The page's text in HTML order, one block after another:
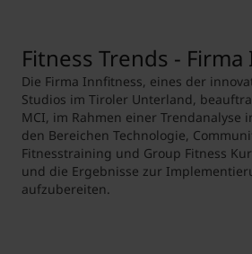
Fitness Trends -
Die Firma Innfitness, eines der
Studios im Tiroler Unterland,
MCI, im Rahmen einer Trendanalyse
den Bereichen Technologie,
Fitnesstraining und Group Fitness
und die Ergebnisse zur
aufzubereiten.